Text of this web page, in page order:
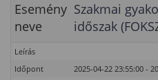
Esemény
neve
Szakmai
időszak
Leírás
Időpont
2025-04-22 23:55:00 -